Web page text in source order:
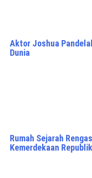
Aktor Joshua
Dunia
Rumah Sejarah
Kemerdekaan